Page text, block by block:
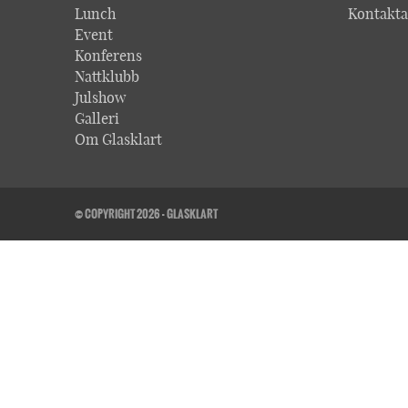
Lunch
Event
Konferens
Nattklubb
Julshow
Galleri
Om Glasklart
© COPYRIGHT 2026 - GLASKLART